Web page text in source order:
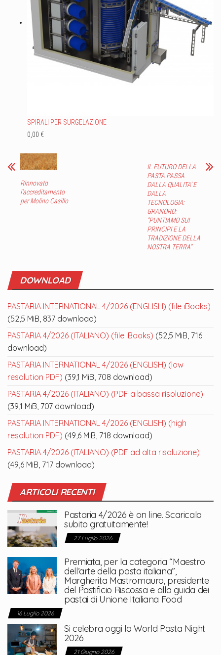
SPIRALI PER SURGELAZIONE
0,00 €
Rinnovato
l’accreditamento
per Molino Casillo
IL FUTURO DELLA
PASTA PASSA
DALLA QUALITA’ E
DALLA
TECNOLOGIA:
GRANORO:
“PUNTIAMO SUI
PRINCIPI E LA
TRADIZIONE DELLA
NOSTRA TERRA”
DOWNLOAD
PASTARIA INTERNATIONAL 4/2026 (ENGLISH) (file iBooks)
(52,5 MiB, 837 download)
PASTARIA 4/2026 (ITALIANO) (file iBooks) (52,5 MiB, 716
download)
PASTARIA INTERNATIONAL 4/2026 (ENGLISH) (low
resolution PDF) (39,1 MiB, 708 download)
PASTARIA 4/2026 (ITALIANO) (PDF a bassa risoluzione)
(39,1 MiB, 707 download)
PASTARIA INTERNATIONAL 4/2026 (ENGLISH) (high
resolution PDF) (49,6 MiB, 718 download)
PASTARIA 4/2026 (ITALIANO) (PDF ad alta risoluzione)
(49,6 MiB, 717 download)
ARTICOLI RECENTI
Pastaria 4/2026 è on line. Scaricalo
subito gratuitamente!
27 Luglio 2026
Premiata, per la categoria “Maestro
dell’arte della pasta italiana”,
Margherita Mastromauro, presidente
del Pastificio Riscossa e alla guida dei
pastai di Unione Italiana Food
16 Luglio 2026
Si celebra oggi la World Pasta Night
2026
21 Giugno 2026